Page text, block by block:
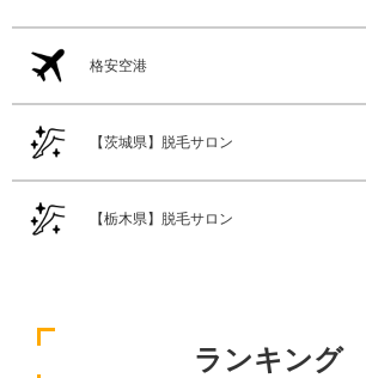
格安空港
【茨城県】脱毛サロン
【栃木県】脱毛サロン
ランキング